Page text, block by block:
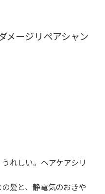
ージリペアシャン
れしい。ヘアケアシリ
髪と、静電気のおきや